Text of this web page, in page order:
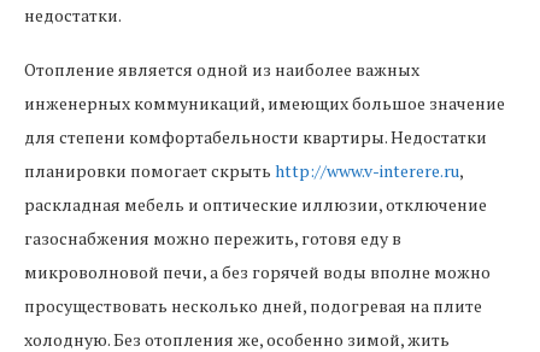
недостатки.
Отопление является одной из наиболее важных
инженерных коммуникаций, имеющих большое значение
для степени комфортабельности квартиры. Недостатки
планировки помогает скрыть http://www.v-interere.ru,
раскладная мебель и оптические иллюзии, отключение
газоснабжения можно пережить, готовя еду в
микроволновой печи, а без горячей воды вполне можно
просуществовать несколько дней, подогревая на плите
холодную. Без отопления же, особенно зимой, жить